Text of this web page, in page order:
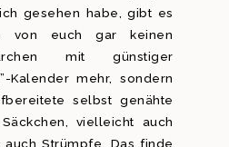
gesehen habe, gibt es
von euch gar keinen
mit günstiger
Kalender mehr, sondern
selbst genähte
vielleicht auch
Strümpfe. Das finde